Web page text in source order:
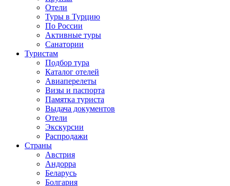
Отели
Туры в Турцию
По России
Активные туры
Санатории
Туристам
Подбор тура
Каталог отелей
Авиаперелеты
Визы и паспорта
Памятка туриста
Выдача документов
Отели
Экскурсии
Распродажи
Страны
Австрия
Андорра
Беларусь
Болгария